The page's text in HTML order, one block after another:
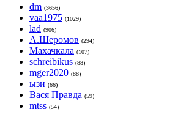
dm (3656)
vaa1975 (1029)
lad (906)
А.Шеромов (294)
Махачкала (107)
schreibikus (88)
mger2020 (88)
ызи (66)
Вася Правда (59)
mtss (54)